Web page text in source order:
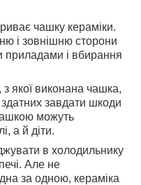
чашку кераміки.
і зовнішню сторони
приладами і вбирання
з якої виконана чашка,
завдати шкоди
можуть
а й діти.
в холодильнику
Але не
за одною, кераміка